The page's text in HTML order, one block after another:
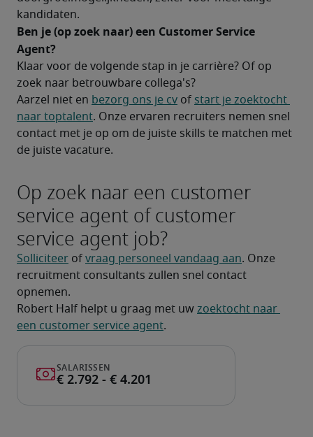
kandidaten.
Ben je (op zoek naar) een Customer Service
Klaar voor de volgende stap in je carrière? Of op
zoek naar betrouwbare collega's?
Aarzel niet en bezorg ons je cv of start je zoektocht
naar toptalent. Onze ervaren recruiters nemen snel
contact met je op om de juiste skills te matchen met
de juiste vacature.
Op zoek naar een customer
service agent of customer
service agent job?
Solliciteer of vraag personeel vandaag aan. Onze
recruitment consultants zullen snel contact
opnemen.
Robert Half helpt u graag met uw zoektocht naar
een customer service agent.